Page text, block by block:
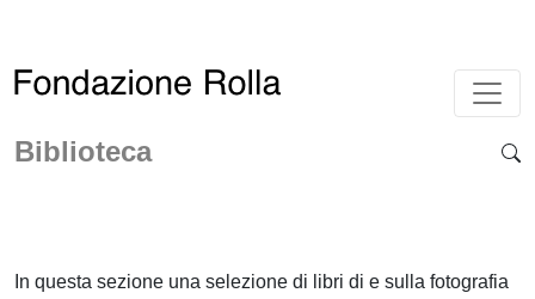
Biblioteca
In questa sezione una selezione di libri di e sulla fotografia